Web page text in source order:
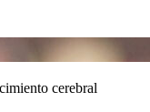
cerebral